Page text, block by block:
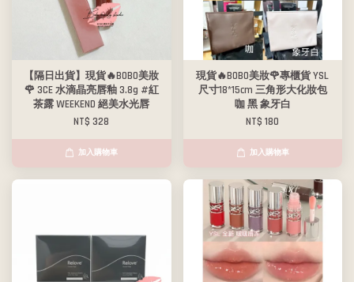
【隔日出貨】現貨🔥BOBO美妝
🌹 3CE 水滴晶亮唇釉 3.8g #紅
茶露 WEEKEND 絕美水光唇
NT$ 328
加入購物車
現貨🔥BOBO美妝🌹專櫃貨 YSL
尺寸18*15cm 三角形大化妝包
咖 黑 象牙白
NT$ 180
加入購物車